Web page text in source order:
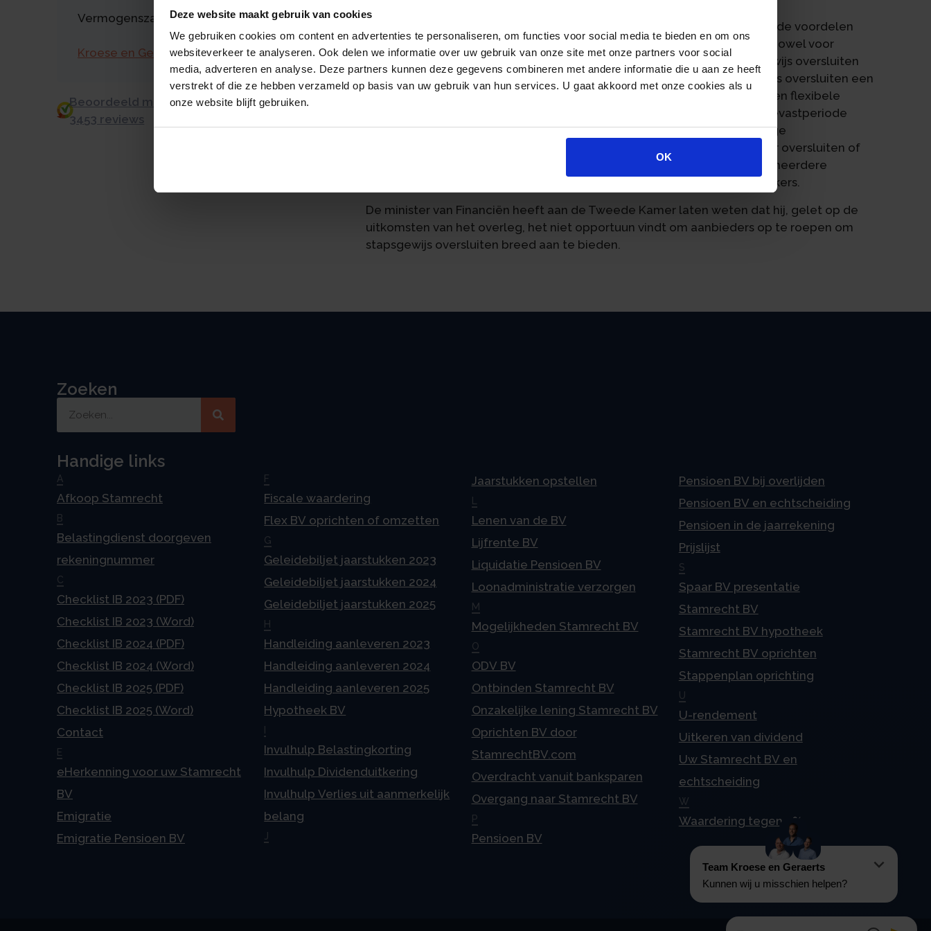
Deze website maakt gebruik van cookies
We gebruiken cookies om content en advertenties te personaliseren, om functies voor social media te bieden en om ons
websiteverkeer te analyseren. Ook delen we informatie over uw gebruik van onze site met onze partners voor social
media, adverteren en analyse. Deze partners kunnen deze gegevens combineren met andere informatie die u aan ze heeft
verstrekt of die ze hebben verzameld op basis van uw gebruik van hun services. U gaat akkoord met onze cookies als u
onze website blijft gebruiken.
OK
Vermogenszaken goed regelen?
Kroese en Geraerts
Beoordeeld met een 9.0 uit 10 op basis van
3453 reviews
Tijdens overleg met het Platform Hypotheken werd geconcludeerd dat de voordelen
van stapsgewijs oversluiten niet opwegen tegen de nadelen. Dat geldt zowel voor
stapsgewijs oversluiten bij de eigen kredietverstrekker als voor stapsgewijs oversluiten
naar een andere kredietverstrekker. De vrees bestaat dat het stapsgewijs oversluiten een
negatief effect zal hebben op het aanbod van lange rentevastperiodes en flexibele
hypotheekvoorwaarden. Door stapsgewijs over te sluiten wordt de rentevastperiode
eenzijdig en kosteloos opengebroken. Er bestaan andere laagdrempelige
mogelijkheden om te profiteren van de huidige lage rente, zoals regulier oversluiten of
rentemiddeling. Daarnaast ontstaat een complexe situatie wanneer er meerdere
leningdelen zijn met hetzelfde onderpand bij meerdere kredietverstrekkers.
De minister van Financiën heeft aan de Tweede Kamer laten weten dat hij, gelet op de
uitkomsten van het overleg, het niet opportuun vindt om aanbieders op te roepen om
stapsgewijs oversluiten breed aan te bieden.
Zoeken
Handige links
A
Afkoop Stamrecht
B
Belastingdienst doorgeven
rekeningnummer
C
Checklist IB 2023 (PDF)
Checklist IB 2023 (Word)
Checklist IB 2024 (PDF)
Checklist IB 2024 (Word)
Checklist IB 2025 (PDF)
Checklist IB 2025 (Word)
Contact
E
eHerkenning voor uw Stamrecht
BV
Emigratie
Emigratie Pensioen BV
F
Fiscale waardering
Flex BV oprichten of omzetten
G
Geleidebiljet jaarstukken 2023
Geleidebiljet jaarstukken 2024
Geleidebiljet jaarstukken 2025
H
Handleiding aanleveren 2023
Handleiding aanleveren 2024
Handleiding aanleveren 2025
Hypotheek BV
Invulhulp Belastingkorting
Invulhulp Dividenduitkering
Invulhulp Verlies uit aanmerkelijk
belang
J
Jaarstukken opstellen
L
Lenen van de BV
Lijfrente BV
Liquidatie Pensioen BV
Loonadministratie verzorgen
M
Mogelijkheden Stamrecht BV
O
ODV BV
Ontbinden Stamrecht BV
Onzakelijke lening Stamrecht BV
Oprichten BV door
StamrechtBV.com
Overdracht vanuit banksparen
Overgang naar Stamrecht BV
P
Pensioen BV
Pensioen BV bij overlijden
Pensioen BV en echtscheiding
Pensioen in de jaarrekening
Prijslijst
S
Spaar BV presentatie
Stamrecht BV
Stamrecht BV hypotheek
Stamrecht BV oprichten
Stappenplan oprichting
U
U-rendement
Uitkeren van dividend
Uw Stamrecht BV en
echtscheiding
W
Waardering tegen 4%